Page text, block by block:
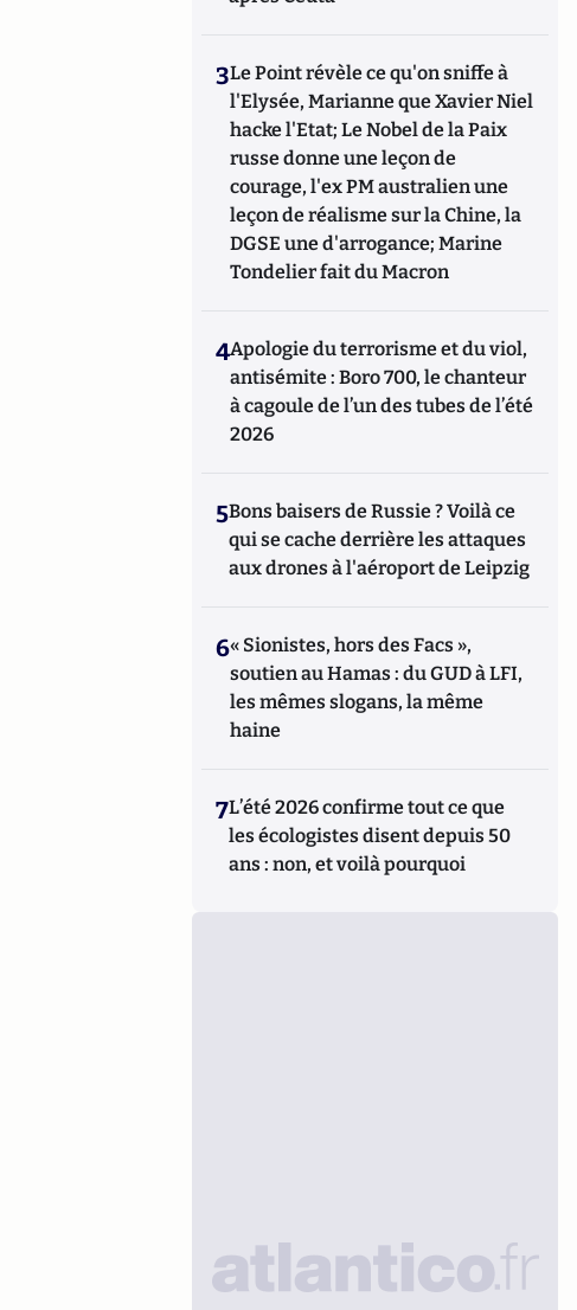
3Le Point révèle ce qu'on sniffe à
l'Elysée, Marianne que Xavier Niel
hacke l'Etat; Le Nobel de la Paix
russe donne une leçon de
courage, l'ex PM australien une
leçon de réalisme sur la Chine, la
DGSE une d'arrogance; Marine
Tondelier fait du Macron
4Apologie du terrorisme et du viol,
antisémite : Boro 700, le chanteur
à cagoule de l’un des tubes de l’été
2026
5Bons baisers de Russie ? Voilà ce
qui se cache derrière les attaques
aux drones à l'aéroport de Leipzig
6« Sionistes, hors des Facs »,
soutien au Hamas : du GUD à LFI,
les mêmes slogans, la même
haine
7L’été 2026 confirme tout ce que
les écologistes disent depuis 50
ans : non, et voilà pourquoi